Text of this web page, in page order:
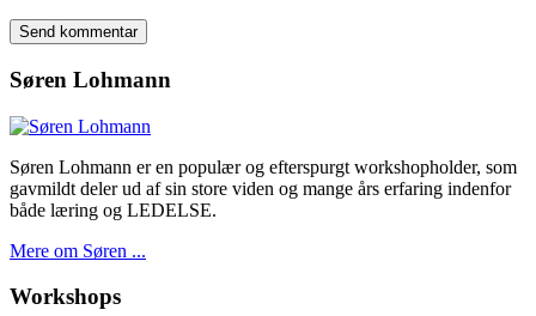
Søren Lohmann
Søren Lohmann er en populær og efterspurgt workshopholder, som
gavmildt deler ud af sin store viden og mange års erfaring indenfor
både læring og LEDELSE.
Mere om Søren ...
Workshops